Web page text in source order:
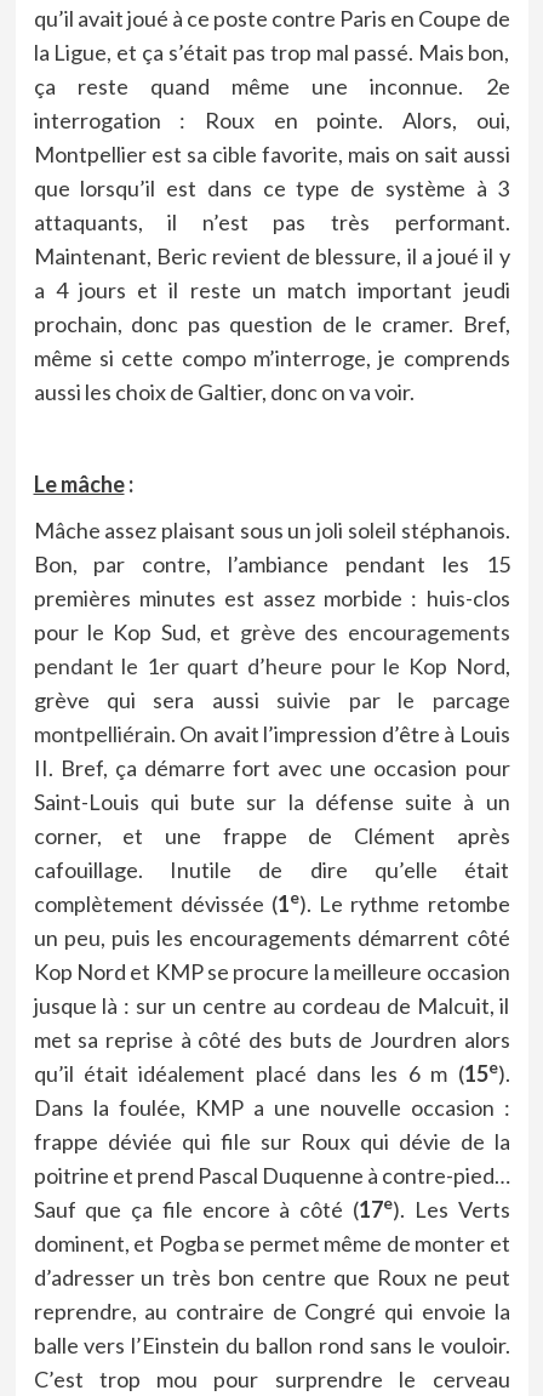
qu’il avait joué à ce poste contre Paris en Coupe de
la Ligue, et ça s’était pas trop mal passé. Mais bon,
ça reste quand même une inconnue. 2e
interrogation : Roux en pointe. Alors, oui,
Montpellier est sa cible favorite, mais on sait aussi
que lorsqu’il est dans ce type de système à 3
attaquants, il n’est pas très performant.
Maintenant, Beric revient de blessure, il a joué il y
a 4 jours et il reste un match important jeudi
prochain, donc pas question de le cramer. Bref,
même si cette compo m’interroge, je comprends
aussi les choix de Galtier, donc on va voir.
Le mâche:
Mâche assez plaisant sous un joli soleil stéphanois.
Bon, par contre, l’ambiance pendant les 15
premières minutes est assez morbide : huis-clos
pour le Kop Sud, et grève des encouragements
pendant le 1er quart d’heure pour le Kop Nord,
grève qui sera aussi suivie par le parcage
montpelliérain. On avait l’impression d’être à Louis
II. Bref, ça démarre fort avec une occasion pour
Saint-Louis qui bute sur la défense suite à un
corner, et une frappe de Clément après
cafouillage. Inutile de dire qu’elle était
complètement dévissée (1e). Le rythme retombe
un peu, puis les encouragements démarrent côté
Kop Nord et KMP se procure la meilleure occasion
jusque là : sur un centre au cordeau de Malcuit, il
met sa reprise à côté des buts de Jourdren alors
qu’il était idéalement placé dans les 6 m (15e).
Dans la foulée, KMP a une nouvelle occasion :
frappe déviée qui file sur Roux qui dévie de la
poitrine et prend Pascal Duquenne à contre-pied…
Sauf que ça file encore à côté (17e). Les Verts
dominent, et Pogba se permet même de monter et
d’adresser un très bon centre que Roux ne peut
reprendre, au contraire de Congré qui envoie la
balle vers l’Einstein du ballon rond sans le vouloir.
C’est trop mou pour surprendre le cerveau